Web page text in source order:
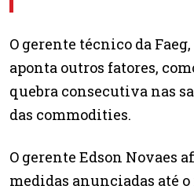
O gerente técnico da
aponta outros fatores,
quebra consecutiva nas
das commodities.
O gerente Edson Novaes
medidas anunciadas até